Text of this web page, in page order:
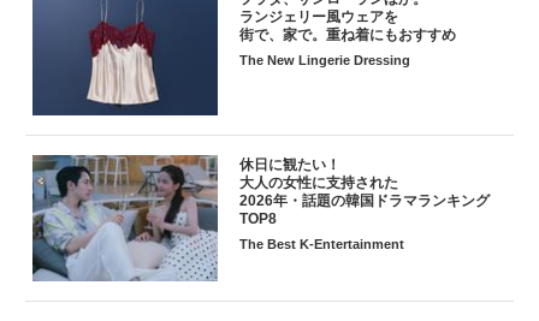
ランジェリー風ウェアを
街で、家で。重ね着にもおすすめ
The New Lingerie Dressing
休日に観たい！
大人の女性に支持された
2026年・話題の韓国ドラマランキング
TOP8
The Best K-Entertainment